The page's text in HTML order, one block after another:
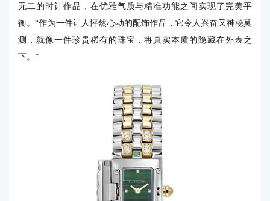
无二的时计作品，在优雅气质与精准功能之间实现了完美平
衡。“作为一件让人怦然心动的配饰作品，它令人兴奋又神秘莫
测，就像一件珍贵稀有的珠宝，将真实本质的隐藏在外表之
下。”